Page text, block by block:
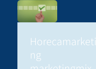
Horecamarketi
ng